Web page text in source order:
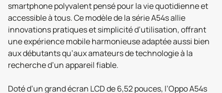
smartphone polyvalent pensé pour la vie quotidienne et
accessible à tous. Ce modèle de la série A54s allie
innovations pratiques et simplicité d’utilisation, offrant
une expérience mobile harmonieuse adaptée aussi bien
aux débutants qu’aux amateurs de technologie à la
recherche d’un appareil fiable.
Doté d’un grand écran LCD de 6,52 pouces, l’Oppo A54s